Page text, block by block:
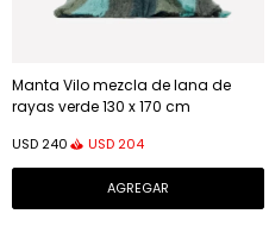
Manta Vilo mezcla de lana de
rayas verde 130 x 170 cm
USD 240 USD 204